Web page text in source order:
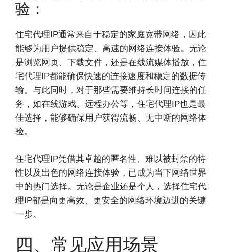
验：
住宅代理IP通常来自于稳定的家庭宽带网络，因此
能够为用户提供稳定、高速的网络连接体验。无论
是浏览网页、下载文件，还是在线流媒体播放，住
宅代理IP都能确保快速的连接速度和稳定的数据传
输。与此同时，对于那些需要维持长时间连接的任
务，如在线游戏、远程办公等，住宅代理IP也是最
佳选择，能够确保用户获得流畅、无中断的网络体
验。
住宅代理IP凭借其卓越的匿名性、难以被封禁的特
性以及出色的网络连接体验，已成为当下网络世界
中的热门选择。无论是企业还是个人，选择住宅代
理IP都是向更高效、更安全的网络环境迈进的关键
一步。
四、常见应用场景